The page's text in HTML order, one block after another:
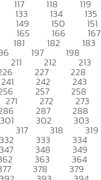
117 118 119
133 134 135
149 150 151
165 166 167
181 182 183
197 198
211 212 213
227 228
241 242 243
257 258
271 272 273
287 288
301 302 303
317 318 319
332 333 334
347 348 349
363 364
378 379